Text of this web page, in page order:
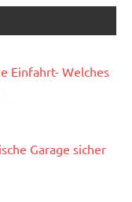
Einfahrt- Welches
Garage sicher